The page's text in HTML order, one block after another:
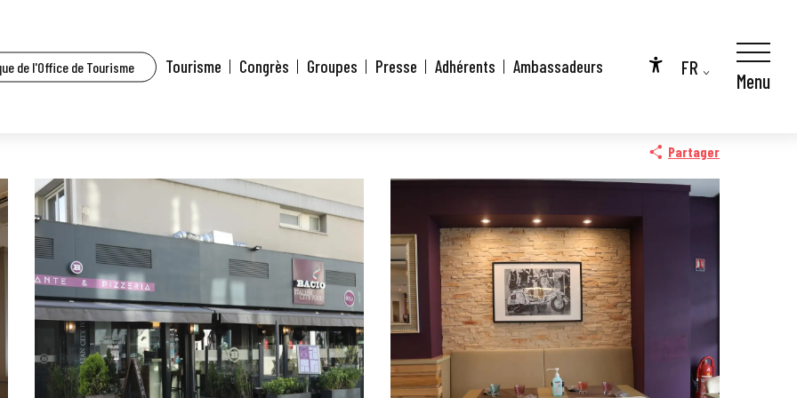
de l'Office de Tourisme
Accessibilité
FR
Tourisme Congrès Groupes Presse Adhérents Ambassadeurs
Menu
Partager